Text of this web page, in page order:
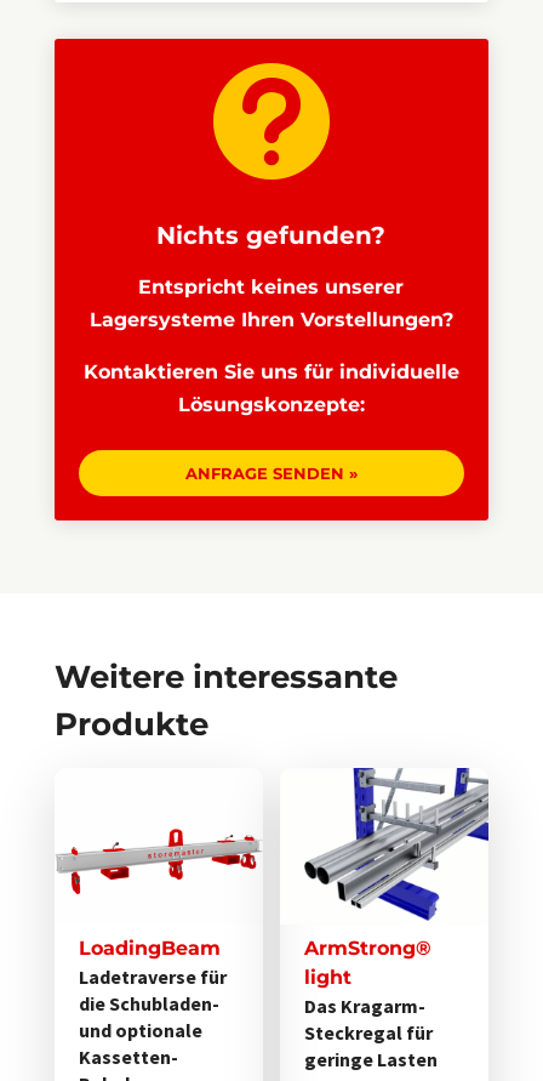

Nichts gefunden?
Entspricht keines unserer
Lagersysteme Ihren Vorstellungen?
Kontaktieren Sie uns für individuelle
Lösungskonzepte:
ANFRAGE SENDEN »
Weitere interessante
Produkte
LoadingBeam
Ladetraverse für
die Schubladen-
und optionale
Kassetten-
weist
mehrere
Optionen
können
ArmStrong®
light
Das Kragarm-
Steckregal für
geringe Lasten
mehrere
Varianten
Optionen
können